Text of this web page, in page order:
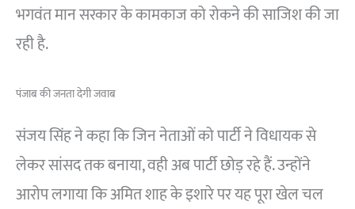
भगवंत मान सरकार के कामकाज को रोकने की साजिश की जा
रही है.
पंजाब की जनता देगी जवाब
संजय सिंह ने कहा कि जिन नेताओं को पार्टी ने विधायक से
लेकर सांसद तक बनाया, वही अब पार्टी छोड़ रहे हैं. उन्होंने
आरोप लगाया कि अमित शाह के इशारे पर यह पूरा खेल चल